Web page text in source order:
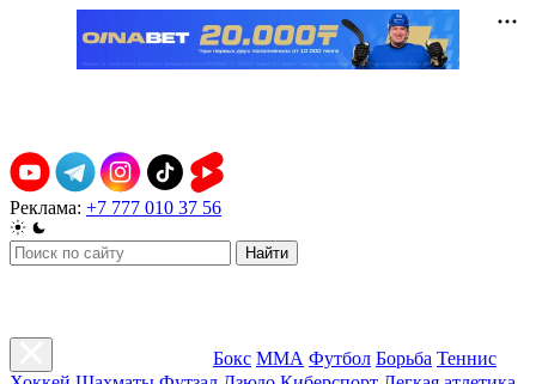
Реклама: +7 777 010 37 56
Найти
Бокс ММА Футбол Борьба Теннис